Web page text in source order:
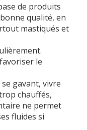
de produits
qualité, en
mastiqués et
le
gavant, vivre
chauffés,
ne permet
fluides si